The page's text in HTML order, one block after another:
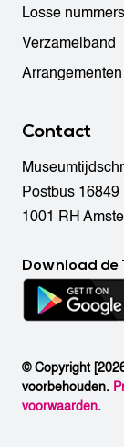
Losse nummers
Verzamelband
Arrangementen
Contact
Postbus 16849
1001 RH
Download
© Copyright
voorbehouden.
voorwaarden.